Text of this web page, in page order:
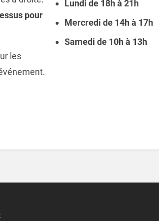
pour
les
Lundi de 18h à 21h
Mercredi de 14h à 17h
Samedi de 10h à 13h